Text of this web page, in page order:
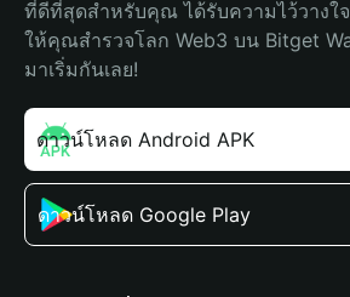
ที่ดีที่สุดสำหรับคุณ ได้รับความไว้วางใ
ให้คุณสำรวจโลก Web3 บน Bitget
มาเริ่มกันเลย!
ดาวน์โหลด Android APK
ดาวน์โหลด Google Play